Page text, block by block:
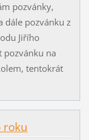
pozvánky,
dále pozvánku z
Jiřího
na
tentokrát
roku